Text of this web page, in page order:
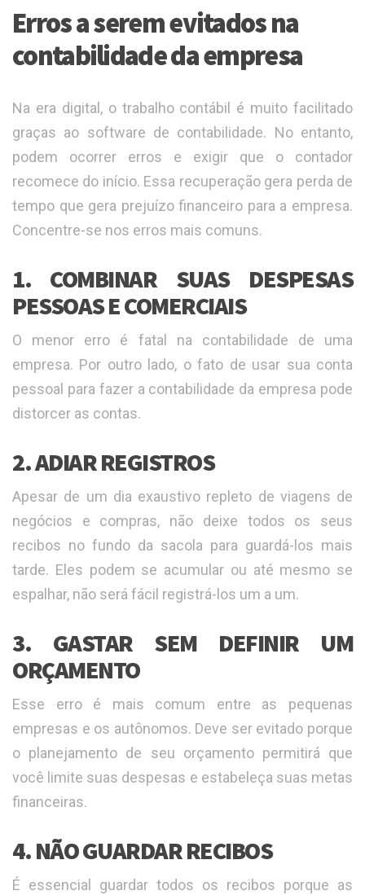
Erros a serem evitados na
contabilidade da empresa
Na era digital, o trabalho contábil é muito facilitado
graças ao software de contabilidade. No entanto,
podem ocorrer erros e exigir que o contador
recomece do início. Essa recuperação gera perda de
tempo que gera prejuízo financeiro para a empresa.
Concentre-se nos erros mais comuns.
1. COMBINAR SUAS DESPESAS
PESSOAS E COMERCIAIS
O menor erro é fatal na contabilidade de uma
empresa. Por outro lado, o fato de usar sua conta
pessoal para fazer a contabilidade da empresa pode
distorcer as contas.
2. ADIAR REGISTROS
Apesar de um dia exaustivo repleto de viagens de
negócios e compras, não deixe todos os seus
recibos no fundo da sacola para guardá-los mais
tarde. Eles podem se acumular ou até mesmo se
espalhar, não será fácil registrá-los um a um.
3. GASTAR SEM DEFINIR UM
ORÇAMENTO
Esse erro é mais comum entre as pequenas
empresas e os autônomos. Deve ser evitado porque
o planejamento de seu orçamento permitirá que
você limite suas despesas e estabeleça suas metas
financeiras.
4. NÃO GUARDAR RECIBOS
É essencial guardar todos os recibos porque as